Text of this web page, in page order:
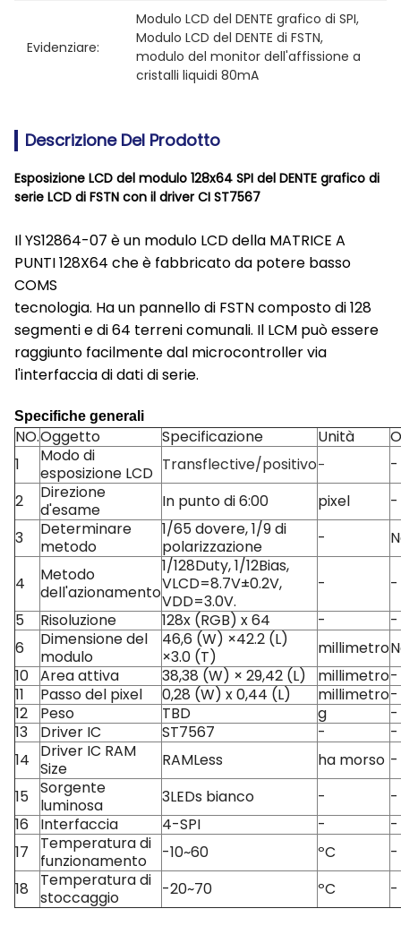
Evidenziare:
Modulo LCD del DENTE grafico di SPI,
Modulo LCD del DENTE di FSTN,
modulo del monitor dell'affissione a
cristalli liquidi 80mA
Descrizione Del Prodotto
Esposizione LCD del modulo 128x64 SPI del DENTE grafico di
serie LCD di FSTN con il driver CI ST7567
Il YS12864-07 è un modulo LCD della MATRICE A
PUNTI 128X64 che è fabbricato da potere basso
COMS
tecnologia. Ha un pannello di FSTN composto di 128
segmenti e di 64 terreni comunali. Il LCM può essere
raggiunto facilmente dal microcontroller via
l'interfaccia di dati di serie.
Specifiche generali
NO.Oggetto Specificazione Unità
1
Modo di
esposizione LCD Transflective/positivo-
-
2
Direzione
d'esame
In punto di 6:00 pixel
-
3
Determinare
metodo
1/65 dovere, 1/9 di
polarizzazione
-
4
Metodo
dell'azionamento
1/128Duty, 1/12Bias,
VLCD=8.7V±0.2V,
VDD=3.0V.
-
-
5
Risoluzione 128x (RGB) x 64 -
-
6
Dimensione del
modulo
46,6 (W) ×42.2 (L)
×3.0 (T)
millimetro
10 Area attiva 38,38 (W) × 29,42 (L) millimetro-
11
Passo del pixel 0,28 (W) x 0,44 (L) millimetro-
12
Peso TBD g
-
13
Driver IC ST7567 -
-
14
Driver IC RAM
Size
RAMLess ha morso -
15 Sorgente
luminosa
3LEDs bianco -
-
16
Interfaccia 4-SPI -
-
17
Temperatura di
funzionamento
-10~60 ºC
-
18
Temperatura di
stoccaggio
-20~70 ºC -